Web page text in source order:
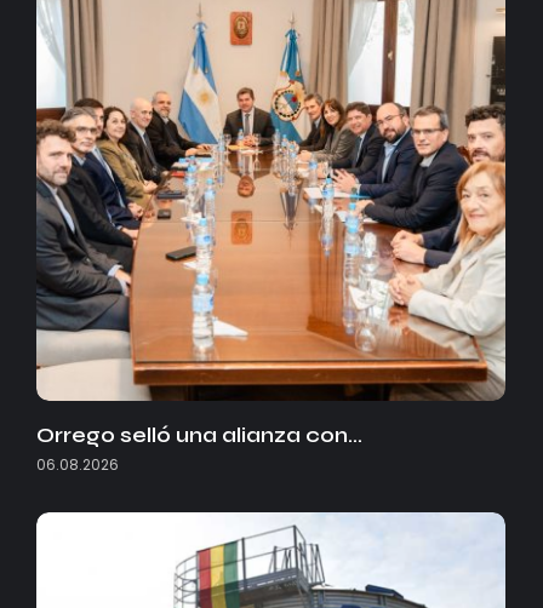
Orrego selló una alianza con…
06.08.2026